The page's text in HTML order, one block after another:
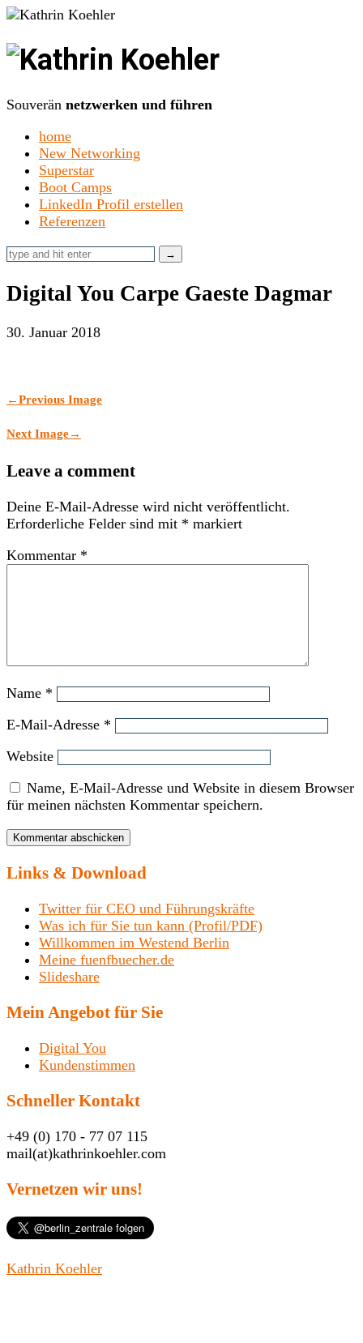
Kathrin
Koehler
Souverän netzwerken und führen
home
New Networking
Superstar
Boot Camps
LinkedIn Profil erstellen
Referenzen
Digital You Carpe Gaeste Dagmar
30. Januar 2018
←Previous Image
Next Image→
Leave a comment
Deine E-Mail-Adresse wird nicht veröffentlicht.
Erforderliche Felder sind mit * markiert
Kommentar *
Name *
E-Mail-Adresse *
Website
Name, E-Mail-Adresse und Website in diesem Browser
für meinen nächsten Kommentar speichern.
Links & Download
Twitter für CEO und Führungskräfte
Was ich für Sie tun kann (Profil/PDF)
Willkommen im Westend Berlin
Meine fuenfbuecher.de
Slideshare
Mein Angebot für Sie
Digital You
Kundenstimmen
Schneller Kontakt
+49 (0) 170 - 77 07 115
mail(at)kathrinkoehler.com
Vernetzen wir uns!
Kathrin Koehler